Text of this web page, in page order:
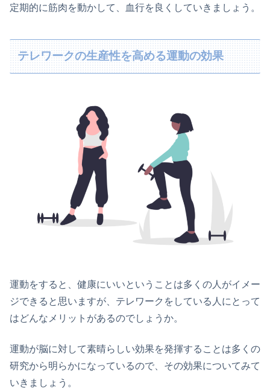
定期的に筋肉を動かして、血行を良くしていきましょう。
テレワークの生産性を高める運動の効果
運動をすると、健康にいいということは多くの人がイメー
ジできると思いますが、テレワークをしている人にとって
はどんなメリットがあるのでしょうか。
運動が脳に対して素晴らしい効果を発揮することは多くの
研究から明らかになっているので、その効果についてみて
いきましょう。